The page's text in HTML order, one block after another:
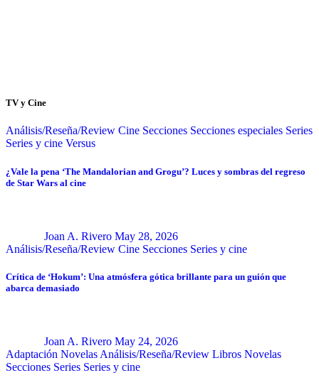
TV y Cine
Análisis/Reseña/Review Cine Secciones Secciones especiales Series
Series y cine Versus
¿Vale la pena ‘The Mandalorian and Grogu’? Luces y sombras del regreso
de Star Wars al cine
Joan A. Rivero May 28, 2026
Análisis/Reseña/Review Cine Secciones Series y cine
Crítica de ‘Hokum’: Una atmósfera gótica brillante para un guión que
abarca demasiado
Joan A. Rivero May 24, 2026
Adaptación Novelas Análisis/Reseña/Review Libros Novelas
Secciones Series Series y cine